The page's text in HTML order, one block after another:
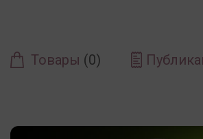
Товары (0)